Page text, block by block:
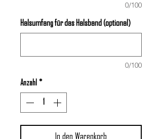
0/100
Halsumfang für das Halsband (optional)
0/100
Anzahl *
In den Warenkorb